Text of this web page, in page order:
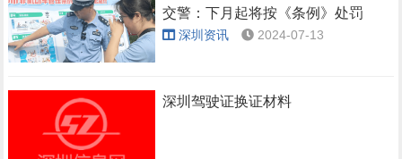
交警：下月起将按《条例》处罚
深圳资讯 2024-07-13
深圳驾驶证换证材料